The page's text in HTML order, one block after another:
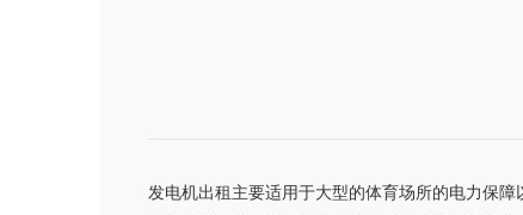
发电机出租主要适用于大型的体育场所的电力保